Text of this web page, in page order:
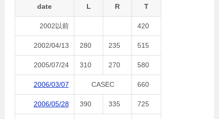
date L R T
2002以前 420
2002/04/13 280 235 515
2005/07/24 310 270 580
2006/03/07 CASEC 660
2006/05/28 390 335 725